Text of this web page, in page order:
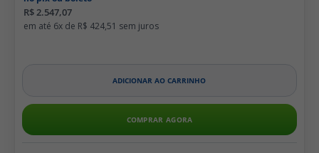
R$ 2.547,07
6x de R$ 424,51
ADICIONAR AO CARRINHO
COMPRAR AGORA